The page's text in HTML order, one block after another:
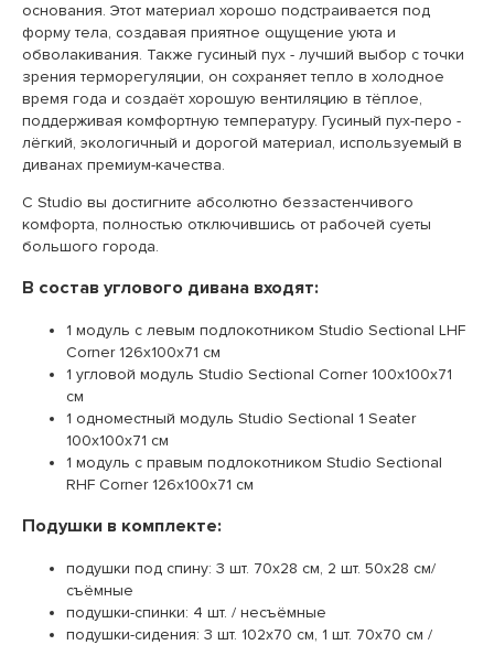
основания. Этот материал хорошо подстраивается под
форму тела, создавая приятное ощущение уюта и
обволакивания. Также гусиный пух - лучший выбор с точки
зрения терморегуляции, он сохраняет тепло в холодное
время года и создаёт хорошую вентиляцию в тёплое,
поддерживая комфортную температуру. Гусиный пух-перо -
лёгкий, экологичный и дорогой материал, используемый в
диванах премиум-качества.
С Studio вы достигните абсолютно беззастенчивого
комфорта, полностью отключившись от рабочей суеты
большого города.
В состав углового дивана входят:
1 модуль с левым подлокотником Studio Sectional LHF
Corner 126х100х71 см
1 угловой модуль Studio Sectional Corner 100х100х71
см
1 одноместный модуль Studio Sectional 1 Seater
100х100х71 см
1 модуль с правым подлокотником Studio Sectional
RHF Corner 126х100х71 см
Подушки в комплекте:
подушки под спину: 3 шт. 70х28 см, 2 шт. 50х28 см/
съёмные
подушки-спинки: 4 шт. / несъёмные
подушки-сидения: 3 шт. 102х70 см, 1 шт. 70х70 см /